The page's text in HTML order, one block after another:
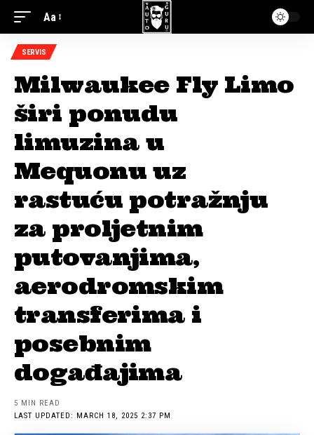
Aa
SERVIS
Milwaukee Fly Limo
širi ponudu
limuzina u
Mequonu uz
rastuću potražnju
za proljetnim
putovanjima,
aerodromskim
transferima i
posebnim
događajima
LAST UPDATED: MARCH 18, 2025 2:37 PM
5 MIN READ